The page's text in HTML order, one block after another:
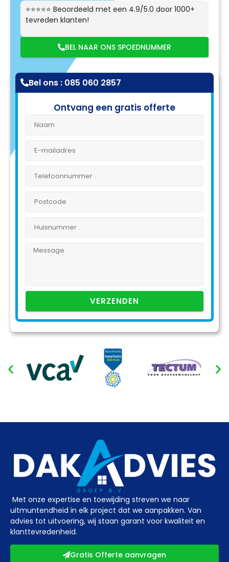
⭐⭐⭐⭐⭐ Beoordeeld met een 4.9/5.0 door 1000+
tevreden klanten!
BEL NAAR ONS SPOEDNUMMER
Bel ons : 085 060 2857
Ontvang een gratis offerte
VERZENDEN
Met onze expertise en toewijding streven we naar
uitmuntendheid in elk project dat we aanpakken. Van
advies tot uitvoering, wij staan garant voor kwaliteit en
klanttevredenheid.
Gratis Offerte aanvragen